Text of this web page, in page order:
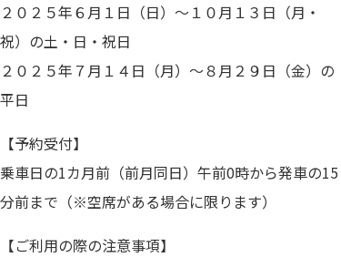
２０２５年６月１日（日）～１０月１３日（月・
祝）の土・日・祝日
２０２５年７月１４日（月）～８月２９日（金）の
平日
【予約受付】
乗車日の1カ月前（前月同日）午前0時から発車の15
分前まで（※空席がある場合に限ります）
【ご利用の際の注意事項】